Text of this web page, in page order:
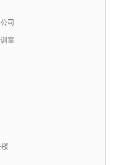
司
室